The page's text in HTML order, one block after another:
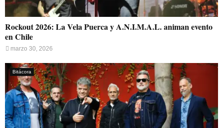
Rockout 2026: La Vela Puerca y A.N.I.M.A.L. animan evento
en Chile
marzo 30, 2026
Bitácora